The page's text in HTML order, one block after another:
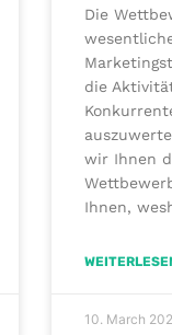
Die
die
wir Ihnen
Ihnen,
10. March